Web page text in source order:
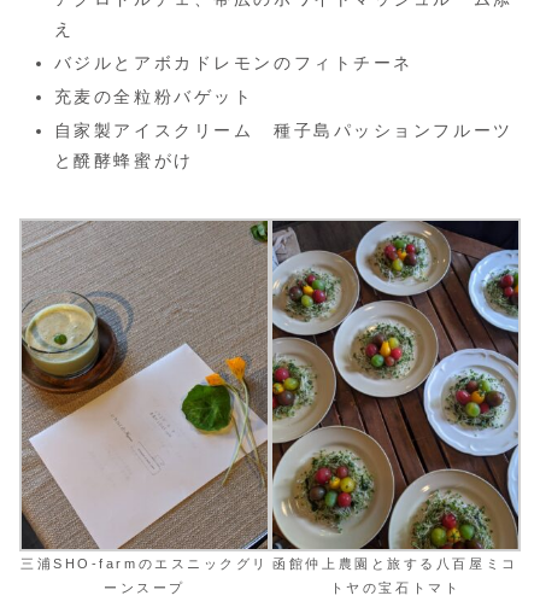
え
バジルとアボカドレモンのフィトチーネ
充麦の全粒粉バゲット
自家製アイスクリーム 種子島パッションフルーツ
と醗酵蜂蜜がけ
三浦SHO-farmのエスニックグリ
ーンスープ
函館仲上農園と旅する八百屋ミコ
トヤの宝石トマト